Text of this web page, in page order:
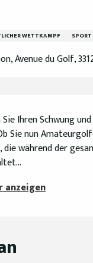
WETTKAMPF
Avenue du Golf,
Ihren Schwung
Sie nun
die während der
anzeigen